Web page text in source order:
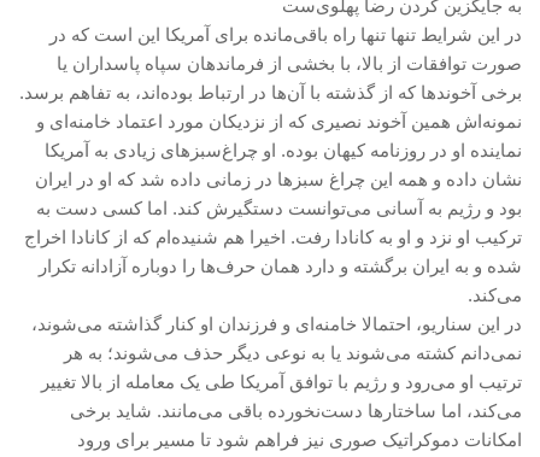
به جایگزین کردن رضا پهلوی‌ست
در این شرایط تنها تنها راه باقی‌مانده برای آمریکا این است که در
صورت توافقات از بالا، با بخشی از فرماندهان سپاه پاسداران یا
برخی آخوندها که از گذشته با آن‌ها در ارتباط بوده‌اند، به تفاهم برسد.
نمونه‌اش همین آخوند نصیری که از نزدیکان مورد اعتماد خامنه‌ای و
نماینده او در روزنامه کیهان بوده. او چراغ‌سبزهای زیادی به آمریکا
نشان داده و همه این چراغ سبزها در زمانی داده شد که او در ایران
بود و رژیم به آسانی می‌توانست دستگیرش کند. اما کسی دست به
ترکیب او نزد و او به کانادا رفت. اخیرا هم شنیده‌ام که از کانادا اخراج
شده و به ایران برگشته و دارد همان حرف‌ها را دوباره آزادانه تکرار
می‌کند.
در این سناریو، احتمالا خامنه‌ای و فرزندان او کنار گذاشته می‌شوند،
نمی‌دانم کشته می‌شوند یا به نوعی دیگر حذف می‌شوند؛ به هر
ترتیب او می‌رود و رژیم با توافق آمریکا طی یک معامله از بالا تغییر
می‌کند، اما ساختارها دست‌نخورده باقی می‌مانند. شاید برخی
امکانات دموکراتیک صوری نیز فراهم شود تا مسیر برای ورود